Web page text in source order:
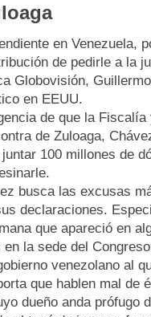
en Venezuela,
de pedirle a la
Globovisión,
en EEUU.
de que la
de Zuloaga,
100 millones de
busca las excusas
declaraciones.
que apareció en
la sede del
venezolano al
que hablen mal de
dueño anda prófugo